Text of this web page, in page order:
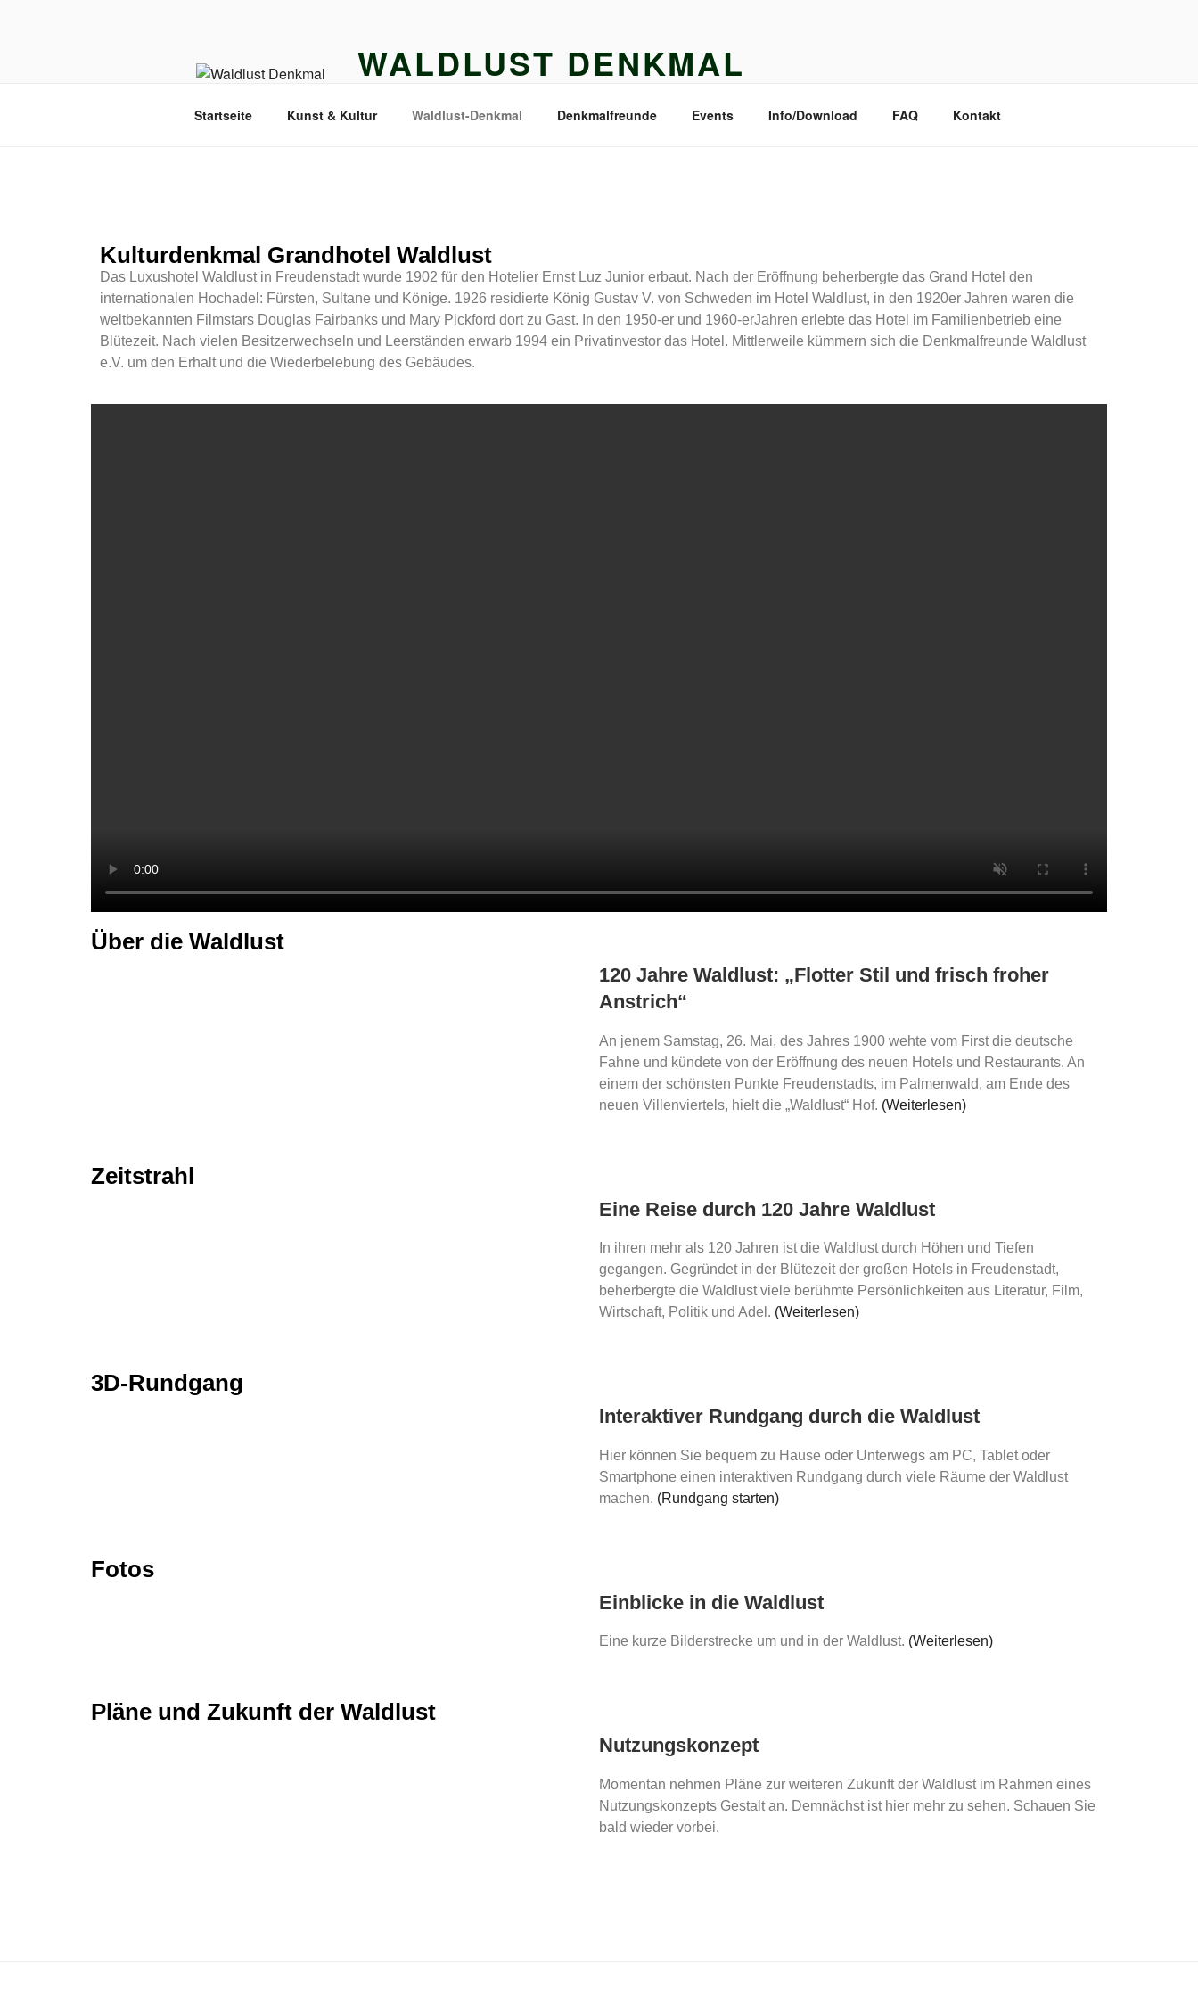
WALDLUST DENKMAL
Startseite Kunst & Kultur Waldlust-Denkmal Denkmalfreunde Events Info/Download FAQ Kontakt
Kulturdenkmal Grandhotel Waldlust
Das Luxushotel Waldlust in Freudenstadt wurde 1902 für den Hotelier Ernst Luz Junior erbaut. Nach der Eröffnung beherbergte das Grand Hotel den
internationalen Hochadel: Fürsten, Sultane und Könige. 1926 residierte König Gustav V. von Schweden im Hotel Waldlust, in den 1920er Jahren waren die
weltbekannten Filmstars Douglas Fairbanks und Mary Pickford dort zu Gast. In den 1950-er und 1960-erJahren erlebte das Hotel im Familienbetrieb eine
Blütezeit. Nach vielen Besitzerwechseln und Leerständen erwarb 1994 ein Privatinvestor das Hotel. Mittlerweile kümmern sich die Denkmalfreunde Waldlust
e.V. um den Erhalt und die Wiederbelebung des Gebäudes.
Über die Waldlust
120 Jahre Waldlust: „Flotter Stil und frisch froher
Anstrich“
An jenem Samstag, 26. Mai, des Jahres 1900 wehte vom First die deutsche
Fahne und kündete von der Eröffnung des neuen Hotels und Restaurants. An
einem der schönsten Punkte Freudenstadts, im Palmenwald, am Ende des
neuen Villenviertels, hielt die „Waldlust“ Hof. (Weiterlesen)
Zeitstrahl
Eine Reise durch 120 Jahre Waldlust
In ihren mehr als 120 Jahren ist die Waldlust durch Höhen und Tiefen
gegangen. Gegründet in der Blütezeit der großen Hotels in Freudenstadt,
beherbergte die Waldlust viele berühmte Persönlichkeiten aus Literatur, Film,
Wirtschaft, Politik und Adel. (Weiterlesen)
3D-Rundgang
Interaktiver Rundgang durch die Waldlust
Hier können Sie bequem zu Hause oder Unterwegs am PC, Tablet oder
Smartphone einen interaktiven Rundgang durch viele Räume der Waldlust
machen. (Rundgang starten)
Fotos
Einblicke in die Waldlust
Eine kurze Bilderstrecke um und in der Waldlust. (Weiterlesen)
Pläne und Zukunft der Waldlust
Nutzungskonzept
Momentan nehmen Pläne zur weiteren Zukunft der Waldlust im Rahmen eines
Nutzungskonzepts Gestalt an. Demnächst ist hier mehr zu sehen. Schauen Sie
bald wieder vorbei.